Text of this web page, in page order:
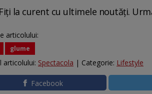
Fiți la curent cu ultimele noutăți.
articolului:
glume
articolului: Spectacola | Categorie: Lifestyle
Facebook